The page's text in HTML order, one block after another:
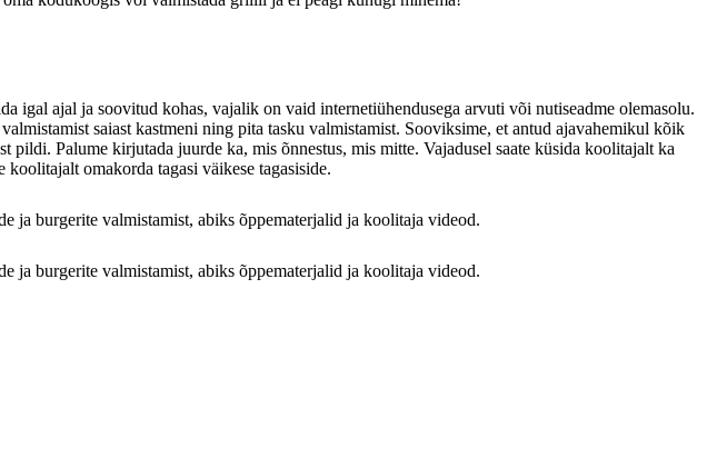
igal ajal ja soovitud kohas, vajalik on vaid internetiühendusega arvuti või nutiseadme olemasolu.
saiast kastmeni ning pita tasku valmistamist. Sooviksime, et antud ajavahemikul kõik
Palume kirjutada juurde ka, mis õnnestus, mis mitte. Vajadusel saate küsida koolitajalt ka
omakorda tagasi väikese tagasiside.
ja burgerite valmistamist, abiks õppematerjalid ja koolitaja videod.
ja burgerite valmistamist, abiks õppematerjalid ja koolitaja videod.